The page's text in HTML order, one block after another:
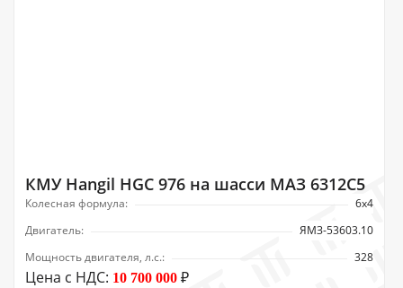
КМУ Hangil HGC 976 на шасси МАЗ 6312С5
Колесная формула:
6х4
Двигатель:
ЯМЗ-53603.10
Мощность двигателя, л.с.:
328
Цена с НДС: 10 700 000 ₽